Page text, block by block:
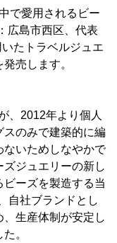
で愛用されるビー
広島市西区、代表
たトラベルジュエ
売します。
、2012年より個人
スのみで建築的に編
ないためしなやかで
ジュエリーの新し
ーズを製造する当
自社ブランドとし
生産体制が安定し
。